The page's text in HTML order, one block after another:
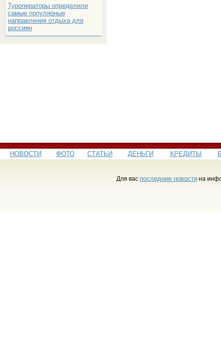
Туроператоры определили
самые популярные
направления отдыха для
россиян
НОВОСТИ ФОТО СТАТЬИ ДЕНЬГИ КРЕДИТЫ
Для вас последние новостина